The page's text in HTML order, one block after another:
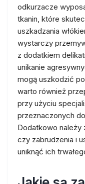
odkurzacze
tkanin, które
uszkadzania
wystarczy
z dodatkiem
unikanie
mogą uszkodzić
warto również
przy użyciu
przeznaczonych
Dodatkowo należy
czy zabrudzenia i
uniknąć ich